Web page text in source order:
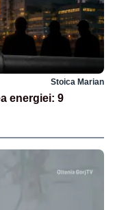
Stoica Marian
energiei: 9